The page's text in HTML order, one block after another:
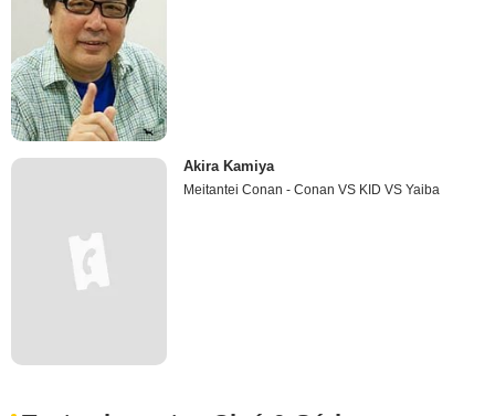
Akira Kamiya
Meitantei Conan - Conan VS KID VS Yaiba